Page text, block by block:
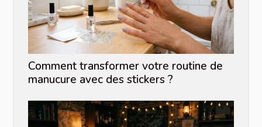
Comment transformer votre routine de
manucure avec des stickers ?